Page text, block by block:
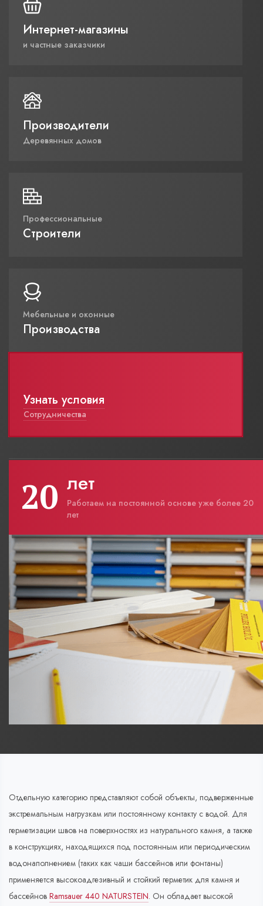
Интернет-магазины
и частные заказчики
Производители
Деревянных домов
Профессиональные
Строители
Мебельные и оконные
Производства
Узнать условия
Сотрудничества
20 лет
Работаем на постоянной основе уже более 20
лет
Отдельную категорию представляют собой объекты, подверженные
экстремальным нагрузкам или постоянному контакту с водой. Для
герметизации швов на поверхностях из натурального камня, а также
в конструкциях, находящихся под постоянным или периодическим
водонаполнением (таких как чаши бассейнов или фонтаны)
применяется высокоадгезивный и стойкий герметик для камня и
бассейнов Ramsauer 440 NATURSTEIN. Он обладает высокой